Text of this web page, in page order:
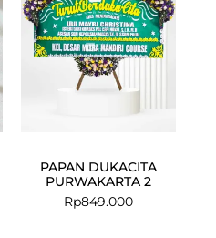
PAPAN DUKACITA
PURWAKARTA 2
Rp849.000